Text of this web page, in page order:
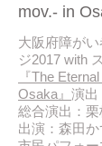
mov.- in
大阪府障が
ジ2017 with
『The
Osaka』 演出
総合演出：
出演：森田